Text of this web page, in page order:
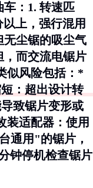
：1. 转速匹
上，强行混用
无尘锯的吸尘气
，而交流电锯片
似风险包括：*
：超出设计转
致锯片变形或
装适配器 ：使用
通用"的锯片，
钟停机检查锯片